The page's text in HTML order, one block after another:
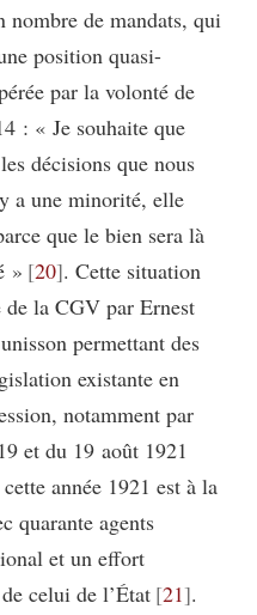
nombre de mandats, qui
position quasi-
par la volonté de
: « Je souhaite que
décisions que nous
a une minorité, elle
que le bien sera là
» 20 . Cette situation
de la CGV par Ernest
permettant des
existante en
notamment par
et du 19 août 1921
année 1921 est à la
quarante agents
et un effort
celui de l’État 21 .